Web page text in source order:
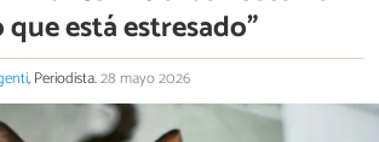
está estresado”
, Periodista.28 mayo 2026